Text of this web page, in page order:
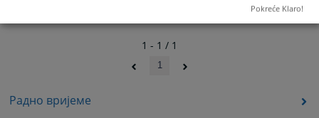
Радно вријеме
1 - 1 / 1
1
Pokreće Klaro!